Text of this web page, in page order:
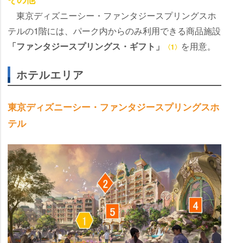
東京ディズニーシー・ファンタジースプリングスホ
テルの1階には、パーク内からのみ利用できる商品施設
「ファンタジースプリングス・ギフト」 〈1〉 を用意。
ホテルエリア
東京ディズニーシー・ファンタジースプリングスホ
テル